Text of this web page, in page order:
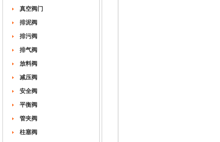
真空阀门
排泥阀
排污阀
排气阀
放料阀
减压阀
安全阀
平衡阀
管夹阀
柱塞阀